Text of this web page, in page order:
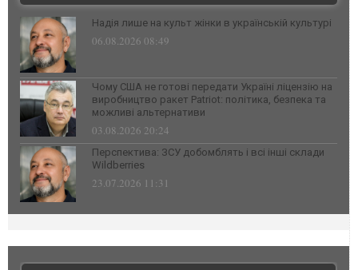
Надія лише на культ жінки в українській культурі
06.08.2026 08:49
Чому США не готові передати Україні ліцензію на
виробництво ракет Patriot: політика, безпека та
можливі альтернативи
03.08.2026 20:24
Перспектива: ЗСУ добомблять і всі інші склади
Wildberries
23.07.2026 11:31